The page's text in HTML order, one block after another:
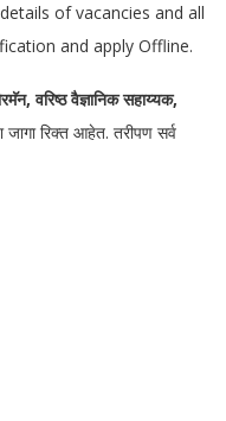
of vacancies and all
and apply Offline.
वरिष्ठ वैज्ञानिक सहाय्यक,
जागा रिक्त आहेत. तरीपण सर्व